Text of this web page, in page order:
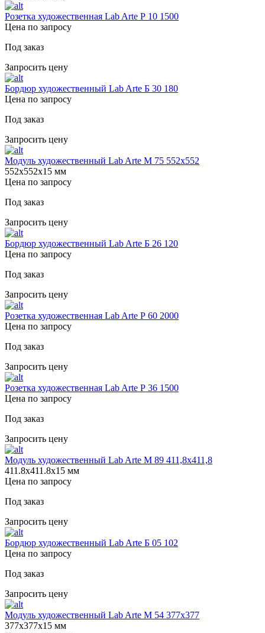
Розетка художественная Lab Arte Р 10 1500
Цена по запросу
Под заказ
Запросить цену
Бордюр художественный Lab Arte Б 30 180
Цена по запросу
Под заказ
Запросить цену
Модуль художественный Lab Arte М 75 552х552
552х552х15 мм
Цена по запросу
Под заказ
Запросить цену
Бордюр художественный Lab Arte Б 26 120
Цена по запросу
Под заказ
Запросить цену
Розетка художественная Lab Arte Р 60 2000
Цена по запросу
Под заказ
Запросить цену
Розетка художественная Lab Arte Р 36 1500
Цена по запросу
Под заказ
Запросить цену
Модуль художественный Lab Arte М 89 411,8х411,8
411.8х411.8х15 мм
Цена по запросу
Под заказ
Запросить цену
Бордюр художественный Lab Arte Б 05 102
Цена по запросу
Под заказ
Запросить цену
Модуль художественный Lab Arte М 54 377х377
377х377х15 мм